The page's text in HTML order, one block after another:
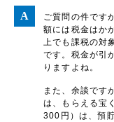
ご質問の件です
額には税金はか
上でも課税の対
です。税金が引
りますよね。
また、余談です
は、もらえる宝
300円）は、預